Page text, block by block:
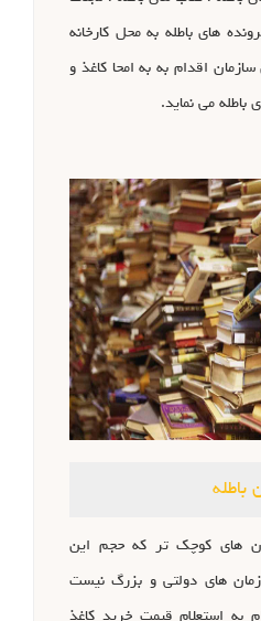
های باطله به محل کارخانه
اقدام به به امحا کاغذ و
باطله می نماید.
باطله
های کوچک تر که حجم این
های دولتی و بزرگ نیست
به استعلام قیمت خرید کاغذ